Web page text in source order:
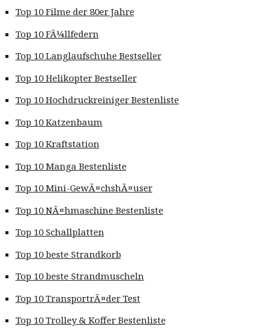
Top 10 Filme der 80er Jahre
Top 10 FÃ¼llfedern
Top 10 Langlaufschuhe Bestseller
Top 10 Helikopter Bestseller
Top 10 Hochdruckreiniger Bestenliste
Top 10 Katzenbaum
Top 10 Kraftstation
Top 10 Manga Bestenliste
Top 10 Mini-GewÃ¤chshÃ¤user
Top 10 NÃ¤hmaschine Bestenliste
Top 10 Schallplatten
Top 10 beste Strandkorb
Top 10 beste Strandmuscheln
Top 10 TransportrÃ¤der Test
Top 10 Trolley & Koffer Bestenliste